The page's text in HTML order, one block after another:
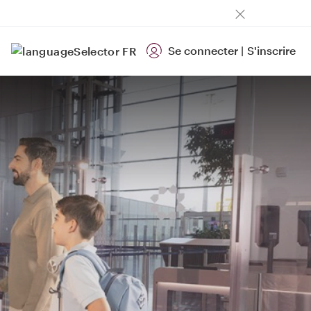
FR Se connecter | S'inscrire